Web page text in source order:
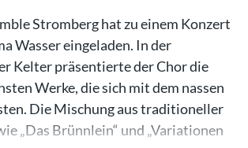
Stromberg hat zu einem Konzert
Wasser eingeladen. In der
Kelter präsentierte der Chor die
Werke, die sich mit dem nassen
Die Mischung aus traditioneller
„Das Brünnlein“ und „Variationen